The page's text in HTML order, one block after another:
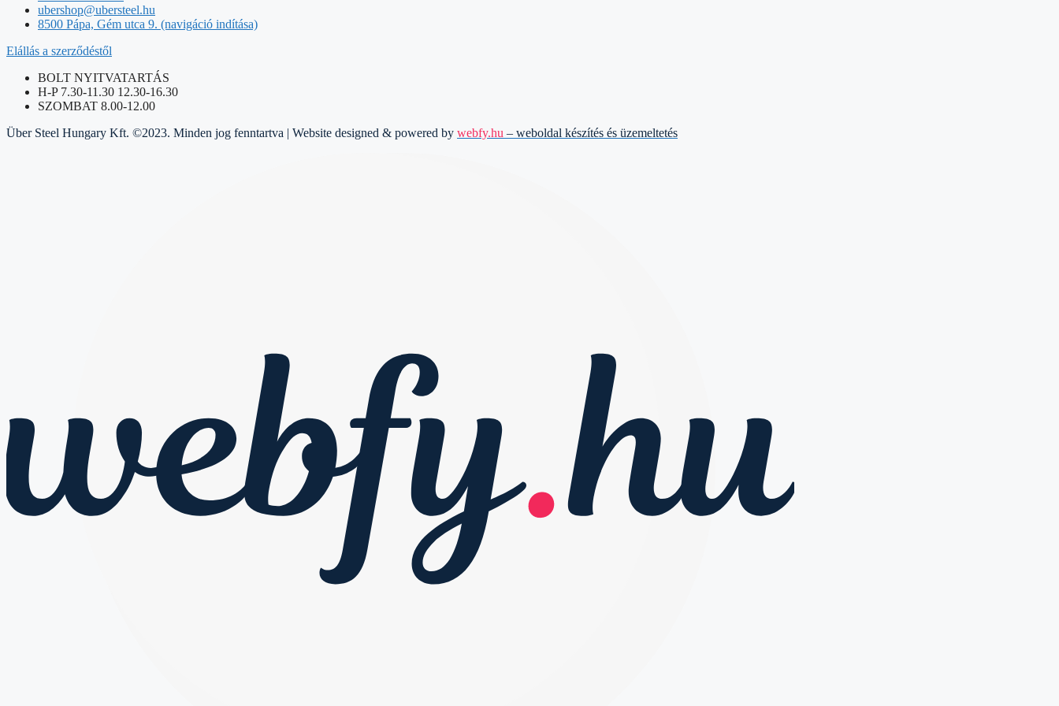
ubershop@ubersteel.hu
8500 Pápa, Gém utca 9. (navigáció indítása)
Elállás a szerződéstől
BOLT NYITVATARTÁS
H-P 7.30-11.30 12.30-16.30
SZOMBAT 8.00-12.00
Über Steel Hungary Kft. ©2023. Minden jog fenntartva | Website designed & powered by webfy.hu – weboldal készítés és üzemeltetés